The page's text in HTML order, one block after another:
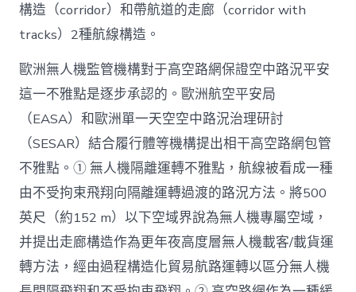
構造（corridor）和帶航道的走廊（corridor with
tracks）2種航線構造。
歐洲無人機監管機構對于高空路網保證空中路況平安
這一不雅點是逐步承認的。歐洲航空平安局
（EASA）和歐洲單一天空空中路況治理研討
（SESAR）結合履行體等機構提出相干高空路網包管
不雅點。① 無人機隔離運轉不雅點，航線被看成一種
由不受拘束飛翔向隔離運轉過渡的路況方法。將500
英尺（約152 m）以下空域界說為無人機專屬空域，
并提出走廊構造作為更年夜高度層無人機載客/載貨運
轉方法，經由過程構造化貿易航路運轉以區分無人機